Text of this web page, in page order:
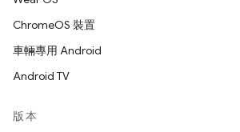
ChromeOS 裝置
車輛專用 Android
Android TV
版本